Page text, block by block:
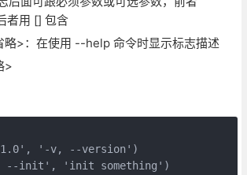
者用 [] 包含
略>：在使用 --help 命令时显示标志描述
>
'-v, --version')
--init', 'init something')